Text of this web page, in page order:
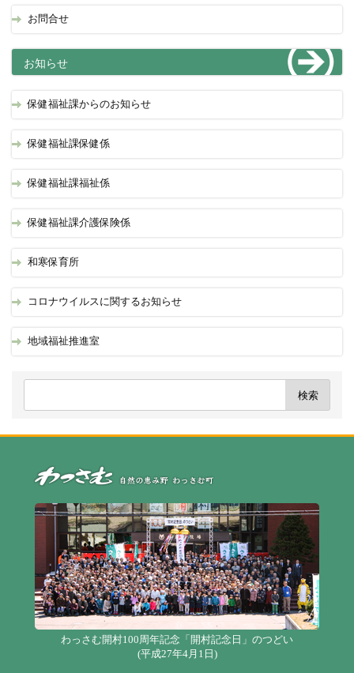
お問合せ
お知らせ
保健福祉課からのお知らせ
保健福祉課保健係
保健福祉課福祉係
保健福祉課介護保険係
和寒保育所
コロナウイルスに関するお知らせ
地域福祉推進室
わっさむ開村100周年記念「開村記念日」のつどい
(平成27年4月1日)